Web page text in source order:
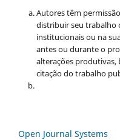
Autores têm
distribuir seu trabalho
institucionais ou na
antes ou durante o
alterações produtivas,
citação do trabalho
Open Journal Systems